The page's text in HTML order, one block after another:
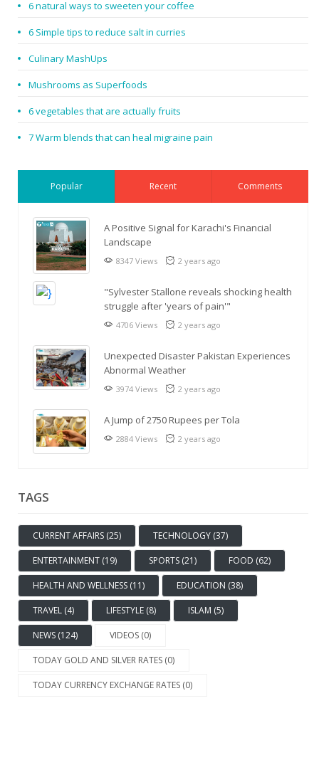
6 natural ways to sweeten your coffee
6 Simple tips to reduce salt in curries
Culinary MashUps
Mushrooms as Superfoods
6 vegetables that are actually fruits
7 Warm blends that can heal migraine pain
Popular Recent Comments
A Positive Signal for Karachi's Financial
Landscape
8347 Views 2 years ago
"Sylvester Stallone reveals shocking health
struggle after 'years of pain'"
4706 Views 2 years ago
Unexpected Disaster Pakistan Experiences
Abnormal Weather
3974 Views 2 years ago
A Jump of 2750 Rupees per Tola
2884 Views 2 years ago
TAGS
CURRENT AFFAIRS (25) TECHNOLOGY (37)
ENTERTAINMENT (19) SPORTS (21) FOOD (62)
HEALTH AND WELLNESS (11) EDUCATION (38)
TRAVEL (4) LIFESTYLE (8) ISLAM (5)
NEWS (124) VIDEOS (0)
TODAY GOLD AND SILVER RATES (0)
TODAY CURRENCY EXCHANGE RATES (0)